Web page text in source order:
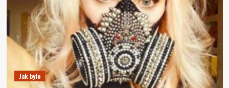
Jak było